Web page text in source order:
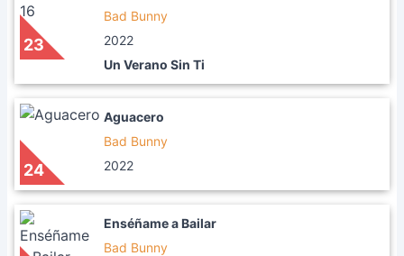
23
Bad Bunny
2022
Un Verano Sin Ti
24
Aguacero
Bad Bunny
2022
Enséñame a Bailar
Bad Bunny